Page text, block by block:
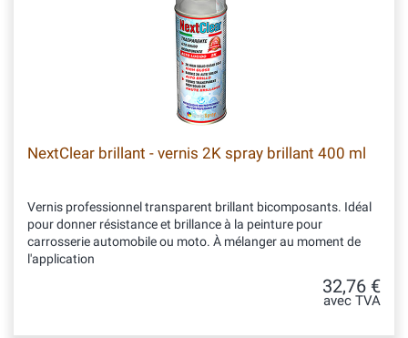
NextClear brillant - vernis 2K spray brillant 400 ml
Vernis professionnel transparent brillant bicomposants. Idéal
pour donner résistance et brillance à la peinture pour
carrosserie automobile ou moto. À mélanger au moment de
l'application
32,76 €
avec TVA